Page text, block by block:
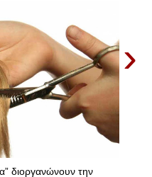
›
διοργανώνουν την